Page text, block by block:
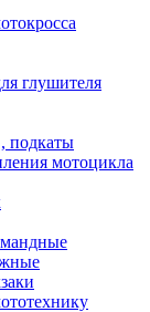
глушителя
подкаты
мотоцикла